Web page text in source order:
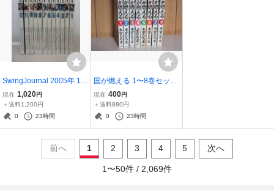
SwingJournal 2005年 1月
号〜12月号 12冊揃 セッ
ト スイングジャーナル
棚い
現在 1,020円
＋送料1,200円
0
23時間
国が燃える 1〜8巻セット
本宮ひろ志 集英社 棚B
現在 400円
＋送料880円
0
23時間
前へ 1 2 3 4 5 次へ
1 〜50件 / 2,069件